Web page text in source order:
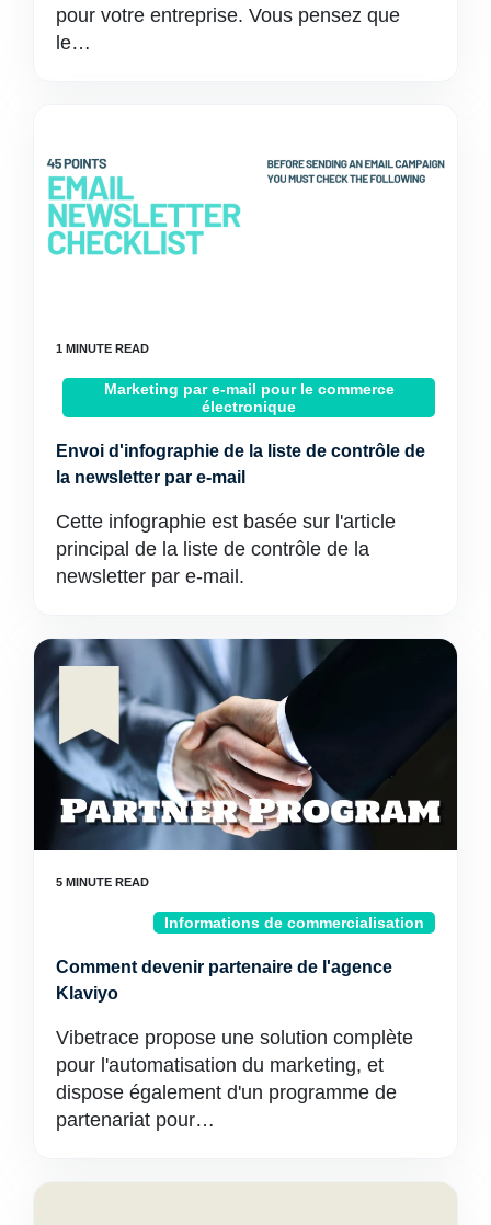
pour votre entreprise. Vous pensez que
le…
Marketing par e-mail pour le commerce
électronique
Envoi d'infographie de la liste de contrôle de
la newsletter par e-mail
Cette infographie est basée sur l'article
principal de la liste de contrôle de la
newsletter par e-mail.
Informations de commercialisation
Comment devenir partenaire de l'agence
Klaviyo
Vibetrace propose une solution complète
pour l'automatisation du marketing, et
dispose également d'un programme de
partenariat pour…